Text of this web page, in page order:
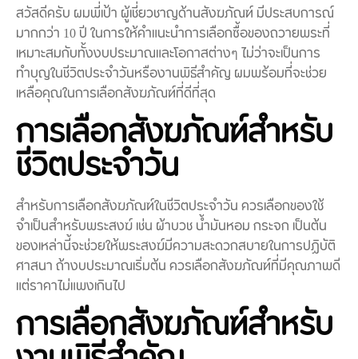
สวัสดีครับ ผมพี่เป้า ผู้เชี่ยวชาญด้านสังฆภัณฑ์ มีประสบการณ์
มากกว่า 10 ปี ในการให้คำแนะนำการเลือกซื้อของถวายพระที่
เหมาะสมกับทั้งงบประมาณและโอกาสต่างๆ ไม่ว่าจะเป็นการ
ทำบุญในชีวิตประจำวันหรืองานพิธีสำคัญ ผมพร้อมที่จะช่วย
เหลือคุณในการเลือกสังฆภัณฑ์ที่ดีที่สุด
การเลือกสังฆภัณฑ์สำหรับ
ชีวิตประจำวัน
สำหรับการเลือกสังฆภัณฑ์ในชีวิตประจำวัน ควรเลือกของใช้
จำเป็นสำหรับพระสงฆ์ เช่น ผ้าบวช น้ำมันหอม กระจก เป็นต้น
ของเหล่านี้จะช่วยให้พระสงฆ์มีความสะดวกสบายในการปฏิบัติ
ศาสนา ถ้างบประมาณเริ่มต้น ควรเลือกสังฆภัณฑ์ที่มีคุณภาพดี
แต่ราคาไม่แพงเกินไป
การเลือกสังฆภัณฑ์สำหรับ